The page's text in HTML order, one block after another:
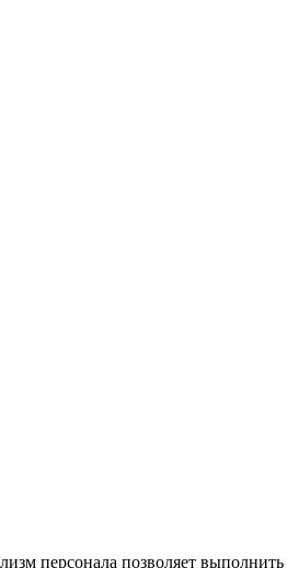
персонала позволяет выполнить